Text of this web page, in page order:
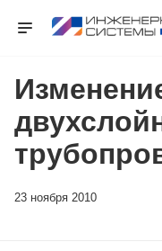
23 ноября 2010